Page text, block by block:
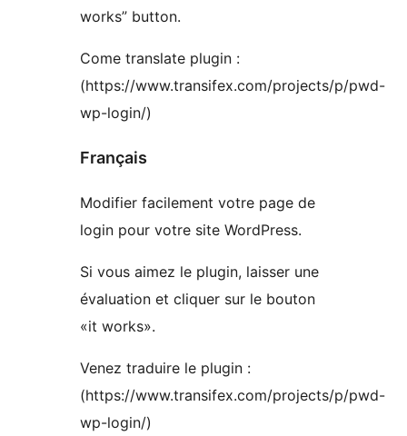
works” button.
Come translate plugin :
(https://www.transifex.com/projects/p/pwd-
wp-login/)
Français
Modifier facilement votre page de
login pour votre site WordPress.
Si vous aimez le plugin, laisser une
évaluation et cliquer sur ​​le bouton
«it works».
Venez traduire le plugin :
(https://www.transifex.com/projects/p/pwd-
wp-login/)